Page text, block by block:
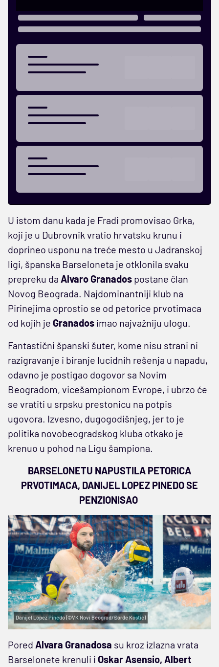
U istom danu kada je Fradi promovisao Grka,
koji je u Dubrovnik vratio hrvatsku krunu i
doprineo usponu na treće mesto u Jadranskoj
ligi, španska Barseloneta je otklonila svaku
prepreku da Alvaro Granados postane član
Novog Beograda. Najdominantniji klub na
Pirinejima oprostio se od petorice prvotimaca
od kojih je Granados imao najvažniju ulogu.
Fantastični španski šuter, kome nisu strani ni
razigravanje i biranje lucidnih rešenja u napadu,
odavno je postigao dogovor sa Novim
Beogradom, vicešampionom Evrope, i ubrzo će
se vratiti u srpsku prestonicu na potpis
ugovora. Izvesno, dugogodišnjeg, jer to je
politika novobeogradskog kluba otkako je
krenuo u pohod na Ligu šampiona.
BARSELONETU NAPUSTILA PETORICA
PRVOTIMACA, DANIJEL LOPEZ PINEDO SE
PENZIONISAO
Danijel Lopez Pinedo (©VK Novi Beograd/Đorđe Kostić)
Pored Alvara Granadosa su kroz izlazna vrata
Barselonete krenuli i Oskar Asensio, Albert